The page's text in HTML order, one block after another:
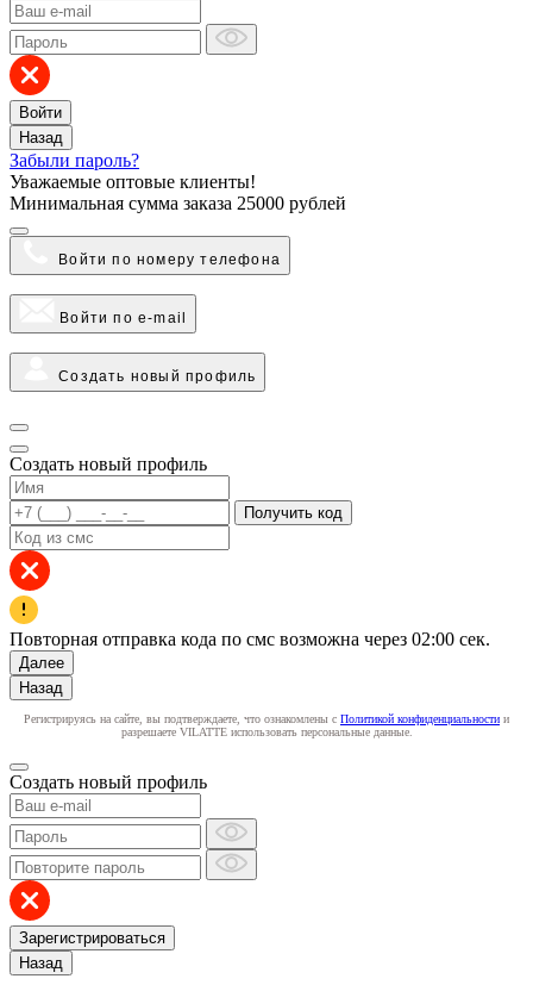
Войти
Назад
Забыли пароль?
Уважаемые оптовые клиенты!
Минимальная сумма заказа 25000 рублей
Войти по номеру телефона
Войти по e-mail
Создать новый профиль
Создать новый профиль
Получить код
Повторная отправка кода по смс возможна через 02:00 сек.
Далее
Назад
Регистрируясь на сайте, вы подтверждаете, что ознакомлены с Политикой конфиденциальности и
разрешаете VILATTE использовать персональные данные.
Создать новый профиль
Зарегистрироваться
Назад